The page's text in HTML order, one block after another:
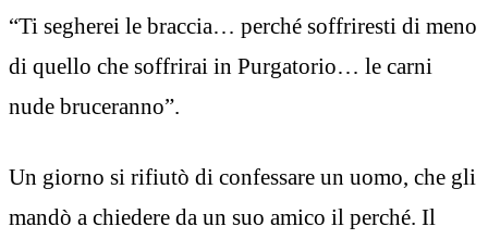
“Ti segherei le braccia… perché soffriresti di meno
di quello che soffrirai in Purgatorio… le carni
nude bruceranno”.
Un giorno si rifiutò di confessare un uomo, che gli
mandò a chiedere da un suo amico il perché. Il